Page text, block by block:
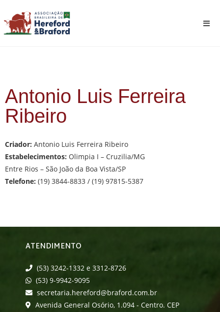
Antonio Luis Ferreira
Ribeiro
Criador: Antonio Luis Ferreira Ribeiro
Estabelecimentos: Olimpia I – Cruzilia/MG
Entre Rios – São João da Boa Vista/SP
Telefone: (19) 3844-8833 / (19) 97815-5387
ATENDIMENTO
(53) 3242-1332 e 3312-8726
(53) 9-9942-9095
secretaria.hereford@braford.com.br
Avenida General Osório, 1.094 - Centro. CEP